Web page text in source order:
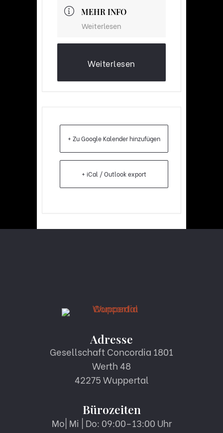
MEHR INFO
Weiterlesen
Weiterlesen
+ Zu Google Kalender hinzufügen
+ iCal / Outlook export
Adresse
Gesellschaft Concordia 1801
Werth 48
42275 Wuppertal
Bürozeiten
Mo| Mi | Do: 09:00–13:00 Uhr